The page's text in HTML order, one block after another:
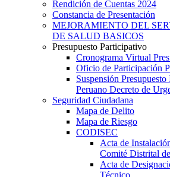
Rendición de Cuentas 2024
Constancia de Presentación
MEJORAMIENTO DEL
DE SALUD BASICOS
Presupuesto Participativo
Cronograma Virtual
Oficio de Participación
Suspensión
Peruano Decreto de
Seguridad Ciudadana
Mapa de Delito
Mapa de Riesgo
CODISEC
Acta de
Comité Distrital
Acta de
Técnico